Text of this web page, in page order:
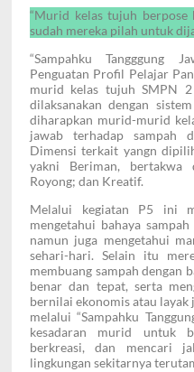
“Murid kelas tujuh berpose
sudah mereka pilah untuk
“Sampahku Tangggung
Penguatan Profil Pelajar
murid kelas tujuh SMPN
dilaksanakan dengan
diharapkan murid-murid
jawab terhadap sampah
Dimensi terkait yangn
yakni Beriman, bertakwa
Royong; dan Kreatif.
Melalui kegiatan P5 ini
mengetahui bahaya
namun juga mengetahui
sehari-hari. Selain itu
membuang sampah dengan
benar dan tepat, serta
bernilai ekonomis atau layak
melalui “Sampahku
kesadaran murid untuk
berkreasi, dan mencari
lingkungan sekitarnya